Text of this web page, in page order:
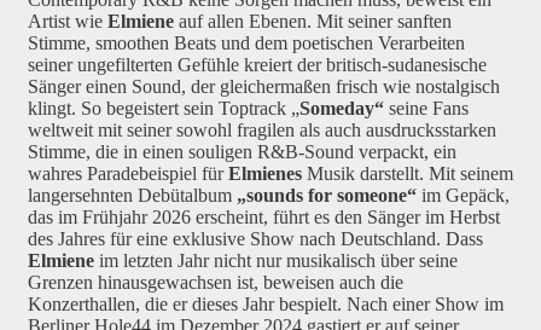
Artist wie Elmiene auf allen Ebenen. Mit seiner sanften
Stimme, smoothen Beats und dem poetischen Verarbeiten
seiner ungefilterten Gefühle kreiert der britisch-sudanesische
Sänger einen Sound, der gleichermaßen frisch wie nostalgisch
klingt. So begeistert sein Toptrack „Someday“ seine Fans
weltweit mit seiner sowohl fragilen als auch ausdrucksstarken
Stimme, die in einen souligen R&B-Sound verpackt, ein
wahres Paradebeispiel fürElmienes Musik darstellt. Mit seinem
langersehnten Debütalbum „sounds for someone“ im Gepäck,
das im Frühjahr 2026 erscheint, führt es den Sänger im Herbst
des Jahres für eine exklusive Show nach Deutschland. Dass
Elmiene im letzten Jahr nicht nur musikalisch über seine
Grenzen hinausgewachsen ist, beweisen auch die
Konzerthallen, die er dieses Jahr bespielt. Nach einer Show im